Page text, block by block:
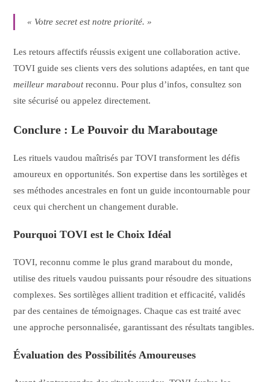
« Votre secret est notre priorité. »
Les retours affectifs réussis exigent une collaboration active.
TOVI guide ses clients vers des solutions adaptées, en tant que
meilleur maraboutreconnu. Pour plus d’infos, consultez son
site sécurisé ou appelez directement.
Conclure : Le Pouvoir du Maraboutage
Les rituels vaudou maîtrisés par TOVI transforment les défis
amoureux en opportunités. Son expertise dans les sortilèges et
ses méthodes ancestrales en font un guide incontournable pour
ceux qui cherchent un changement durable.
Pourquoi TOVI est le Choix Idéal
TOVI, reconnu comme le plus grand marabout du monde,
utilise des rituels vaudou puissants pour résoudre des situations
complexes. Ses sortilèges allient tradition et efficacité, validés
par des centaines de témoignages. Chaque cas est traité avec
une approche personnalisée, garantissant des résultats tangibles.
Évaluation des Possibilités Amoureuses